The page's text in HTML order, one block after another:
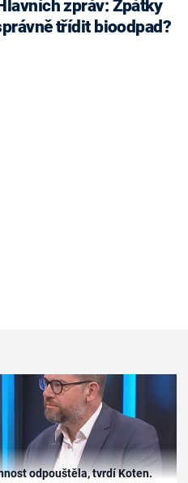
třídit bioodpad?
odpouštěla, tvrdí Koten.